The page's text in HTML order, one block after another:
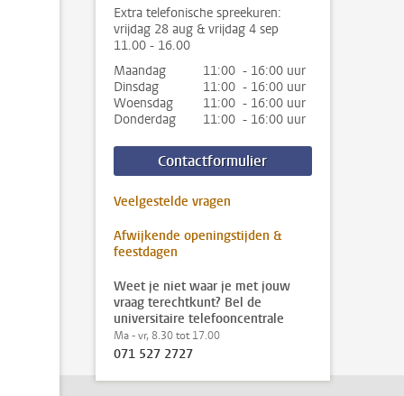
Extra telefonische spreekuren:
vrijdag 28 aug & vrijdag 4 sep
11.00 - 16.00
Maandag
11:00 - 16:00 uur
Dinsdag
11:00 - 16:00 uur
Woensdag
11:00 - 16:00 uur
Donderdag
11:00 - 16:00 uur
Contactformulier
Veelgestelde vragen
Afwijkende openingstijden &
feestdagen
Weet je niet waar je met jouw
vraag terechtkunt? Bel de
universitaire telefooncentrale
Ma - vr, 8.30 tot 17.00
071 527 2727